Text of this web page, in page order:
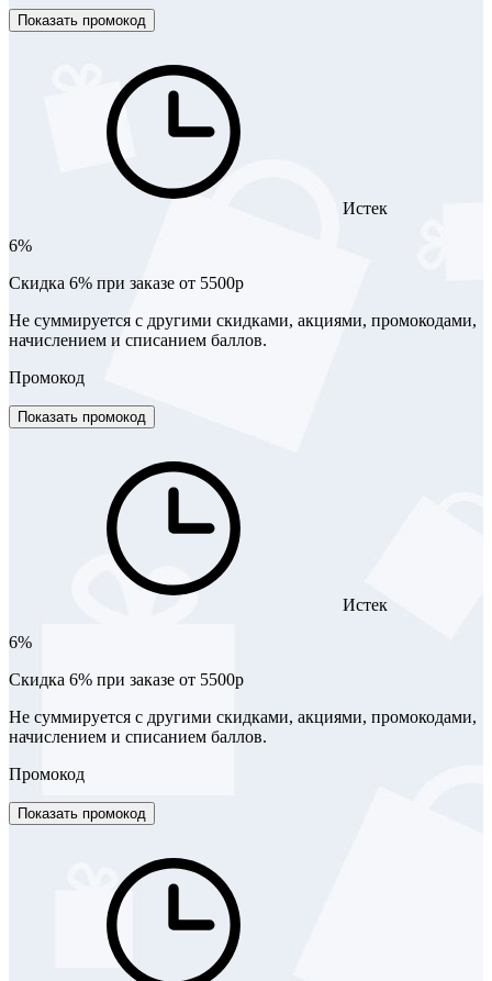
Показать промокод
Истек
6%
Скидка 6% при заказе от 5500р
Не суммируется с другими скидками, акциями, промокодами,
начислением и списанием баллов.
Промокод
Показать промокод
Истек
6%
Скидка 6% при заказе от 5500р
Не суммируется с другими скидками, акциями, промокодами,
начислением и списанием баллов.
Промокод
Показать промокод